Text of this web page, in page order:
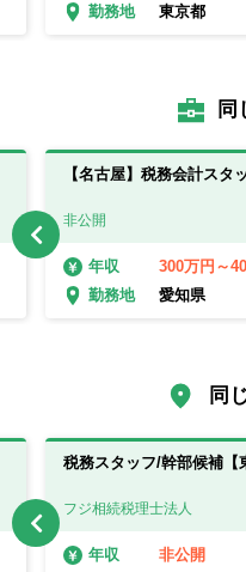
勤務地
東京都
同
【名古屋】税務会計スタ
非公開
年収
300万円～
勤務地
愛知県
同
税務スタッフ/幹部候補【
フジ相続税理士法人
年収
非公開